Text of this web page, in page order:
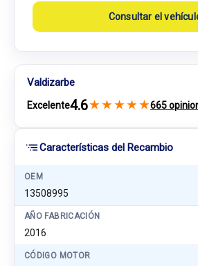
Características del Recambio
OEM
13508995
AÑO FABRICACIÓN
2016
CÓDIGO MOTOR
Consultar el
Valdizarbe
Excelente4.6★ ★ ★ ★ ★665